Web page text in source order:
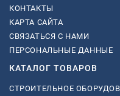
КОНТАКТЫ
КАРТА САЙТА
СВЯЗАТЬСЯ С НАМИ
ПЕРСОНАЛЬНЫЕ ДАННЫЕ
КАТАЛОГ ТОВАРОВ
СТРОИТЕЛЬНОЕ